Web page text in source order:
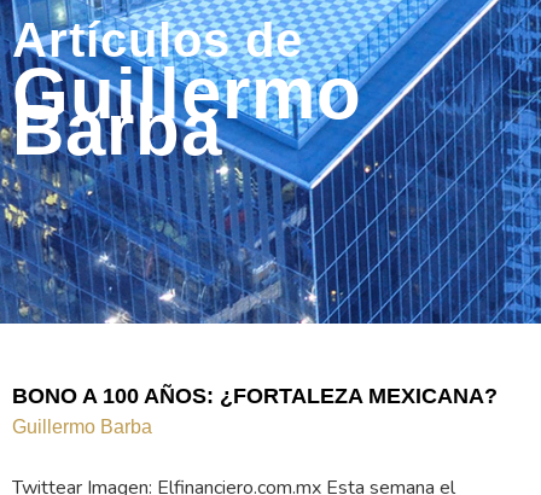
Artículos de
Guillermo
Barba
BONO A 100 AÑOS: ¿FORTALEZA MEXICANA?
Guillermo Barba
Twittear Imagen: Elfinanciero.com.mx Esta semana el